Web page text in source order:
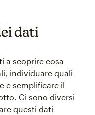
dati
a scoprire cosa
individuare quali
e semplificare il
Ci sono diversi
questi dati